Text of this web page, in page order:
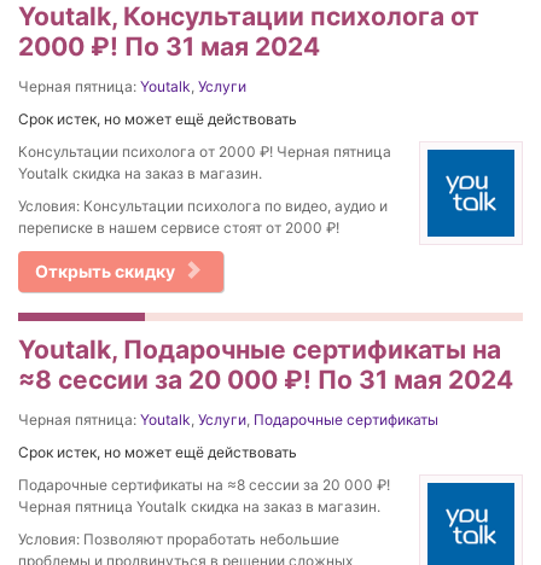
Youtalk, Консультации психолога от
2000 ₽! По 31 мая 2024
Черная пятница: Youtalk, Услуги
Срок истек, но может ещё действовать
Консультации психолога от 2000 ₽! Черная пятница
Youtalk скидка на заказ в магазин.
Условия: Консультации психолога по видео, аудио и
переписке в нашем сервисе стоят от 2000 ₽!
Открыть скидку
Youtalk, Подарочные сертификаты на
≈8 сессии за 20 000 ₽! По 31 мая 2024
Черная пятница: Youtalk, Услуги, Подарочные сертификаты
Срок истек, но может ещё действовать
Подарочные сертификаты на ≈8 сессии за 20 000 ₽!
Черная пятница Youtalk скидка на заказ в магазин.
Условия: Позволяют проработать небольшие
проблемы и продвинуться в решении сложных